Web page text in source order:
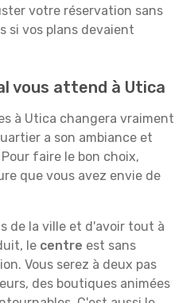
votre réservation sans
si vos plans devaient
vous attend à Utica
à Utica changera vraiment
a son ambiance et
faire le bon choix,
que vous avez envie de
de la ville et d'avoir tout à
le centre est sans
Vous serez à deux pas
des boutiques animées